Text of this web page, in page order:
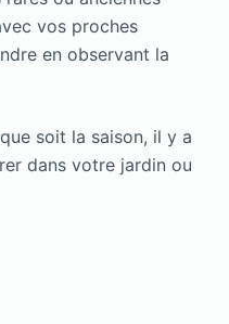
vos proches
en observant la
soit la saison, il y a
dans votre jardin ou